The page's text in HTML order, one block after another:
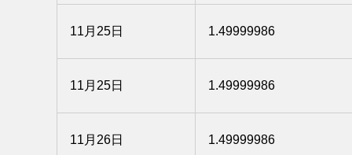
11月25日 1.49999986
11月25日 1.49999986
11月26日 1.49999986